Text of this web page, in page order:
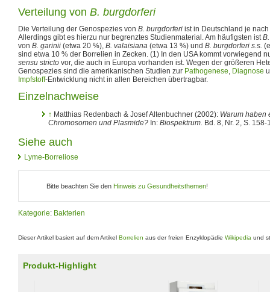
Verteilung von B. burgdorferi
Die Verteilung der Genospezies von B. burgdorferi ist in Deutschland je
Allerdings gibt es hierzu nur begrenztes Studienmaterial. Am häufigsten ist
von B. garinii (etwa 20 %), B. valaisiana (etwa 13 %) und B. burgdorferi s.s.
sind etwa 10 % der Borrelien in Zecken. (1) In den USA kommt vorwiegend
sensu stricto vor, die auch in Europa vorhanden ist. Wegen der größeren
Genospezies sind die amerikanischen Studien zur Pathogenese, Diagnose
Impfstoff-Entwicklung nicht in allen Bereichen übertragbar.
Einzelnachweise
↑ Matthias Redenbach & Josef Altenbuchner (2002): Warum haben
Chromosomen und Plasmide? In: Biospektrum. Bd. 8, Nr. 2, S. 158-
Siehe auch
Lyme-Borreliose
Bitte beachten Sie den Hinweis zu Gesundheitsthemen!
Kategorie: Bakterien
Dieser Artikel basiert auf dem Artikel Borrelien aus der freien Enzyklopädie Wikipedia und
Produkt-Highlight